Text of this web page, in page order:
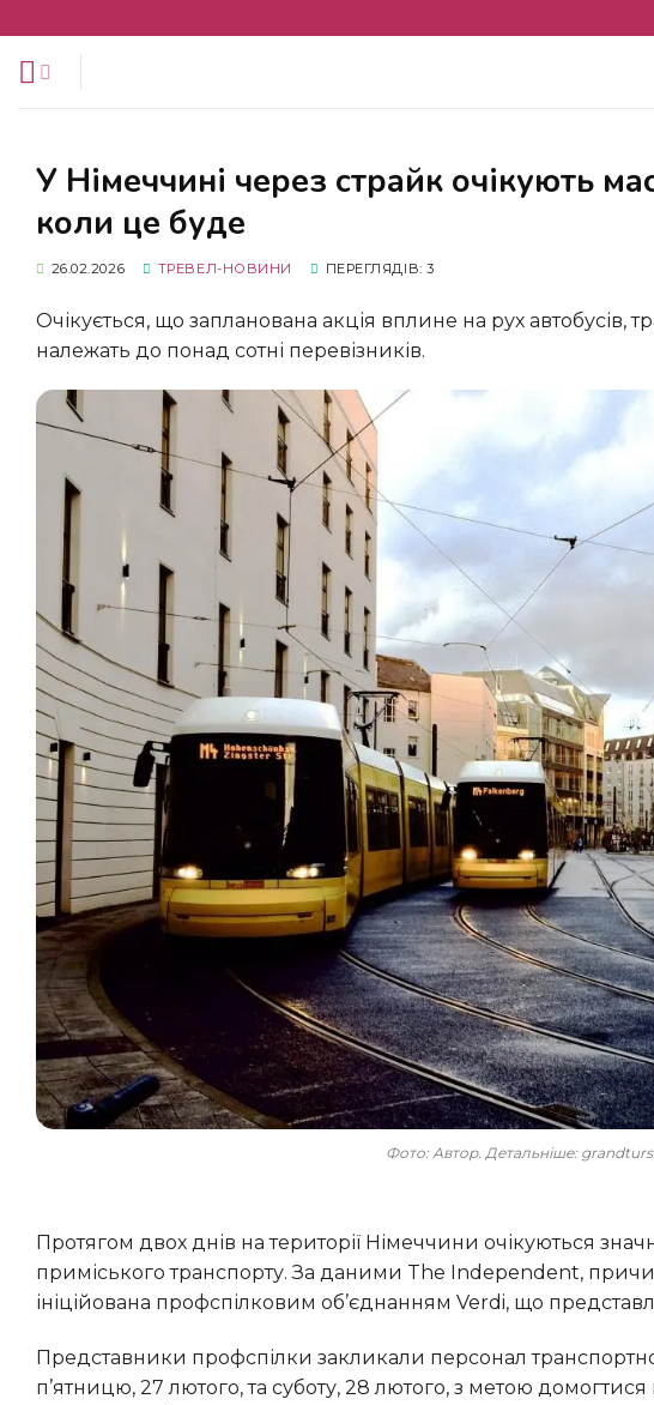
змісту
У Німеччині через страйк очікують масштабні транспортні проблеми:
коли це буде
26.02.2026 ТРЕВЕЛ-НОВИНИ ПЕРЕГЛЯДІВ: 3
Очікується, що запланована акція вплине на рух автобусів, трамваїв і приміських залізничних сполучень, що
належать до понад сотні перевізників.
Фото: Автор. Детальніше:
Протягом двох днів на території Німеччини очікуються значні ускладнення у функціонуванні міського та
приміського транспорту. За даними The Independent,
ініційована профспілковим об’єднанням Verdi, що
Представники профспілки закликали персонал транспортної галузі припинити виконання обов’язків у
п’ятницю, 27 лютого, та суботу, 28 лютого, з метою